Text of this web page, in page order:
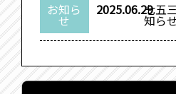
お知ら
せ
2025.06.29七五
知ら